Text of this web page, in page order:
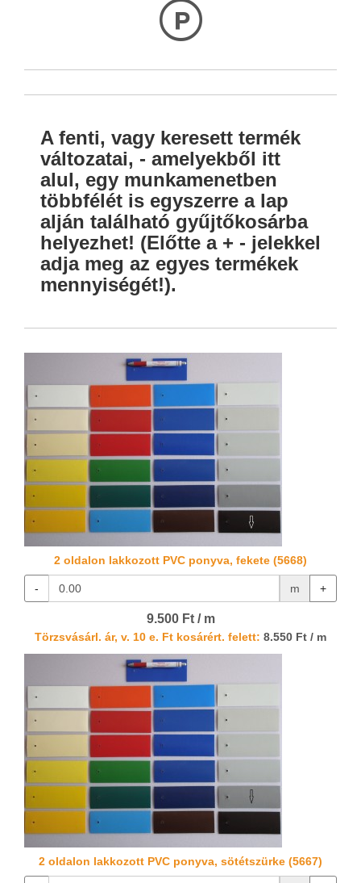
L
A fenti, vagy keresett termék
változatai, - amelyekből itt
alul, egy munkamenetben
többfélét is egyszerre a lap
alján található gyűjtőkosárba
helyezhet! (Előtte a + - jelekkel
adja meg az egyes termékek
mennyiségét!).
2 oldalon lakkozott PVC ponyva, fekete (5668)
- m +
9.500 Ft / m
Törzsvásárl. ár, v. 10 e. Ft kosárért. felett: 8.550 Ft / m
2 oldalon lakkozott PVC ponyva, sötétszürke (5667)